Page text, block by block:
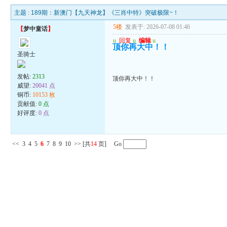
主题 : 189期：新澳门【九天神龙】《三肖中特》突破极限~！
【梦中童话】
圣骑士
发帖:2313
威望:20041 点
铜币: 10153 枚
贡献值:0 点
好评度:0 点
5楼 发表于: 2026-07-08 01:46
u 回复 u 编辑 u
顶你再大中！！
顶你再大中！！
<< 3 4 5 6 7 8 9 10 >> [共14 页] Go